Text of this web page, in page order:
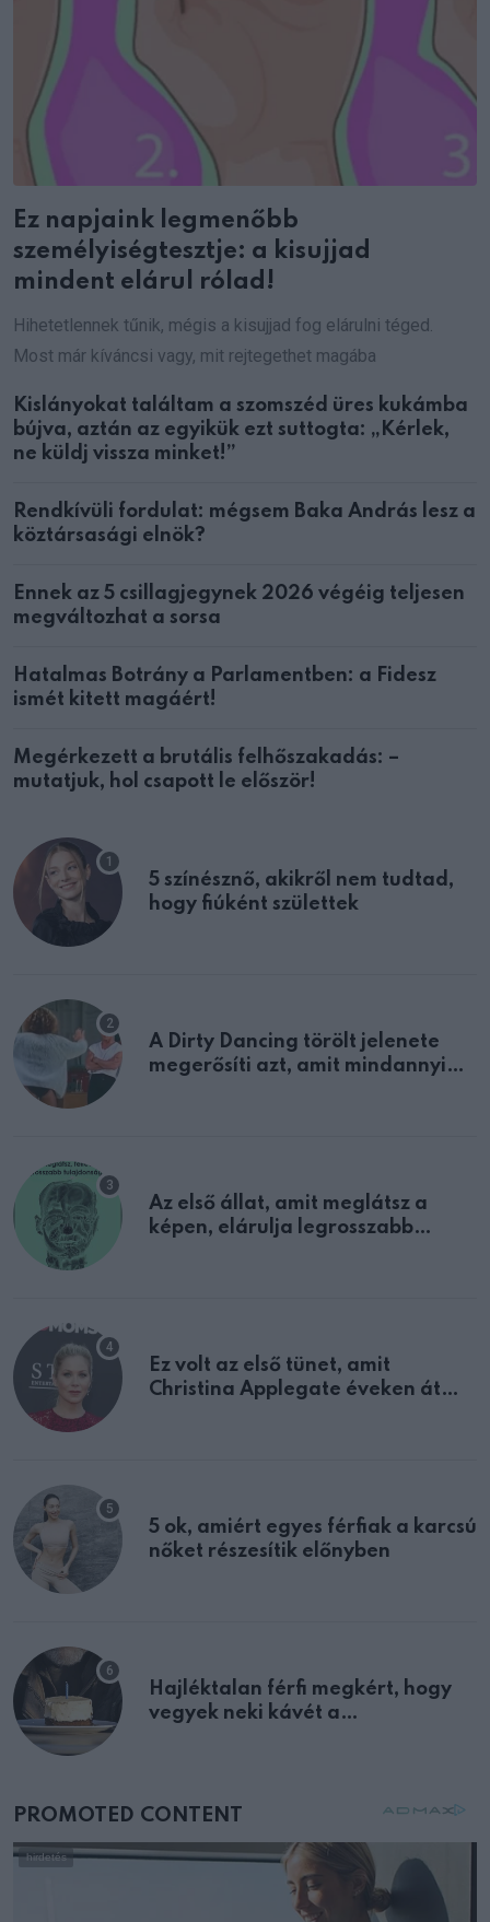
Ez napjaink legmenőbb
személyiségtesztje: a kisujjad
mindent elárul rólad!
Hihetetlennek tűnik, mégis a kisujjad fog elárulni téged.
Most már kíváncsi vagy, mit rejtegethet magába
Kislányokat találtam a szomszéd üres kukámba
bújva, aztán az egyikük ezt suttogta: „Kérlek,
ne küldj vissza minket!”
Rendkívüli fordulat: mégsem Baka András lesz a
köztársasági elnök?
Ennek az 5 csillagjegynek 2026 végéig teljesen
megváltozhat a sorsa
Hatalmas Botrány a Parlamentben: a Fidesz
ismét kitett magáért!
Megérkezett a brutális felhőszakadás: –
mutatjuk, hol csapott le először!
5 színésznő, akikről nem tudtad,
hogy fiúként születtek
A Dirty Dancing törölt jelenete
megerősíti azt, amit mindannyian
Az első állat, amit meglátsz a
képen, elárulja legrosszabb
Ez volt az első tünet, amit
Christina Applegate éveken át
5 ok, amiért egyes férfiak a karcsú
nőket részesítik előnyben
Hajléktalan férfi megkért, hogy
vegyek neki kávét a